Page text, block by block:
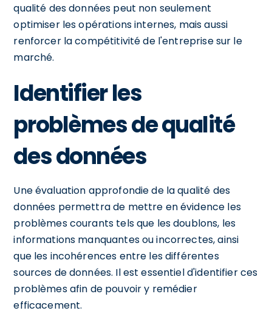
qualité des données peut non seulement
optimiser les opérations internes, mais aussi
renforcer la compétitivité de l'entreprise sur le
marché.
Identifier les
problèmes de qualité
des données
Une évaluation approfondie de la qualité des
données permettra de mettre en évidence les
problèmes courants tels que les doublons, les
informations manquantes ou incorrectes, ainsi
que les incohérences entre les différentes
sources de données. Il est essentiel d'identifier ces
problèmes afin de pouvoir y remédier
efficacement.